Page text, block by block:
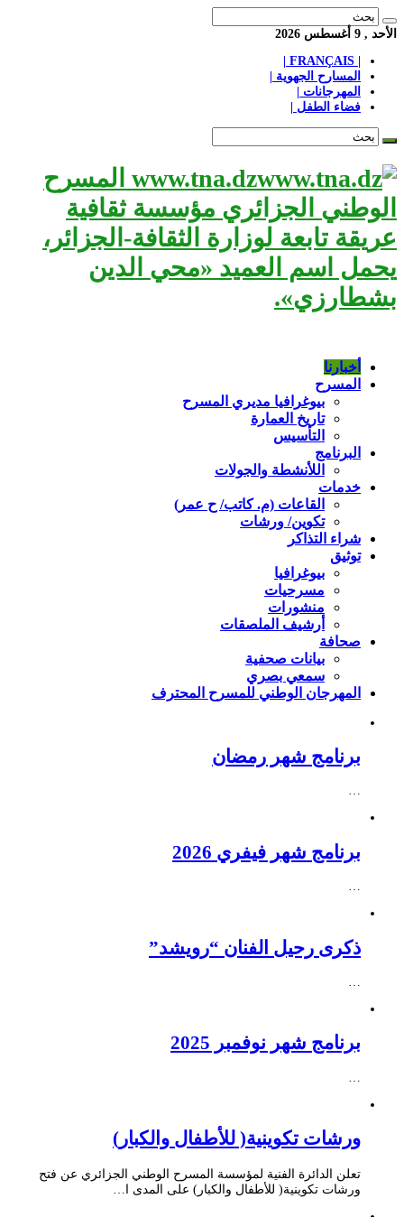
الأحد , 9 أغسطس 2026
المسارح الجهوية |
المهرجانات |
فضاء الطفل |
www.tna.dz المسرح
الوطني الجزائري مؤسسة ثقافية
عريقة تابعة لوزارة الثقافة-الجزائر،
يحمل اسم العميد «محي الدين
بشطارزي».
أخبارنا
المسرح
بيوغرافيا مديري المسرح
تاريخ العمارة
التأسيس
البرنامج
اللأنشطة والجولات
خدمات
القاعات (م. كاتب/ ح عمر)
تكوين/ ورشات
شراء التذاكر
توثيق
بيوغرافيا
مسرحيات
منشورات
أرشيف الملصقات
صحافة
بيانات صحفية
سمعي بصري
المهرجان الوطني للمسرح المحترف
برنامج شهر رمضان
…
برنامج شهر فيفري 2026
…
ذكرى رحيل الفنان “رويشد”
…
برنامج شهر نوفمبر 2025
ورشات تكوينية( للأطفال والكبار)
تعلن الدائرة الفنية لمؤسسة المسرح الوطني الجزائري عن فتح
ورشات تكوينية( للأطفال والكبار) على المدى ا…